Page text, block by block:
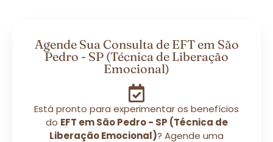
Agende Sua Consulta de EFT em São
Pedro - SP (Técnica de Liberação
Emocional)
Está pronto para experimentar os benefícios
do EFT em São Pedro - SP (Técnica de
Liberação Emocional)? Agende uma